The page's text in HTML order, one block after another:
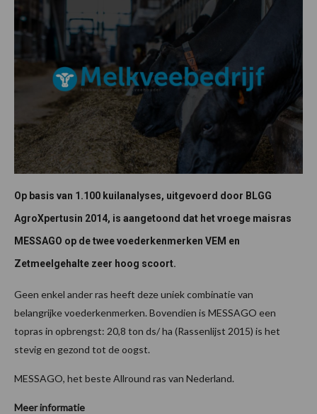
Op basis van 1.100 kuilanalyses, uitgevoerd door BLGG
AgroXpertusin 2014, is aangetoond dat het vroege maisras
MESSAGO op de twee voederkenmerken VEM en
Zetmeelgehalte zeer hoog scoort.
Geen enkel ander ras heeft deze uniek combinatie van
belangrijke voederkenmerken. Bovendien is MESSAGO een
topras in opbrengst: 20,8 ton ds/ ha (Rassenlijst 2015) is het
stevig en gezond tot de oogst.
MESSAGO, het beste Allround ras van Nederland.
Meer informatie